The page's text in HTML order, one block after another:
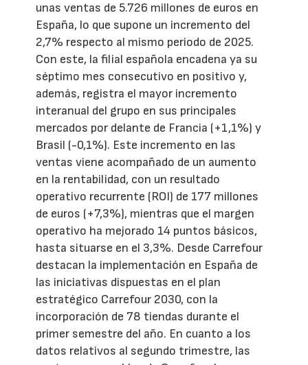
unas ventas de 5.726 millones de euros en
España, lo que supone un incremento del
2,7% respecto al mismo periodo de 2025.
Con este, la filial española encadena ya su
séptimo mes consecutivo en positivo y,
además, registra el mayor incremento
interanual del grupo en sus principales
mercados por delante de Francia (+1,1%) y
Brasil (-0,1%). Este incremento en las
ventas viene acompañado de un aumento
en la rentabilidad, con un resultado
operativo recurrente (ROI) de 177 millones
de euros (+7,3%), mientras que el margen
operativo ha mejorado 14 puntos básicos,
hasta situarse en el 3,3%. Desde Carrefour
destacan la implementación en España de
las iniciativas dispuestas en el plan
estratégico Carrefour 2030, con la
incorporación de 78 tiendas durante el
primer semestre del año. En cuanto a los
datos relativos al segundo trimestre, las